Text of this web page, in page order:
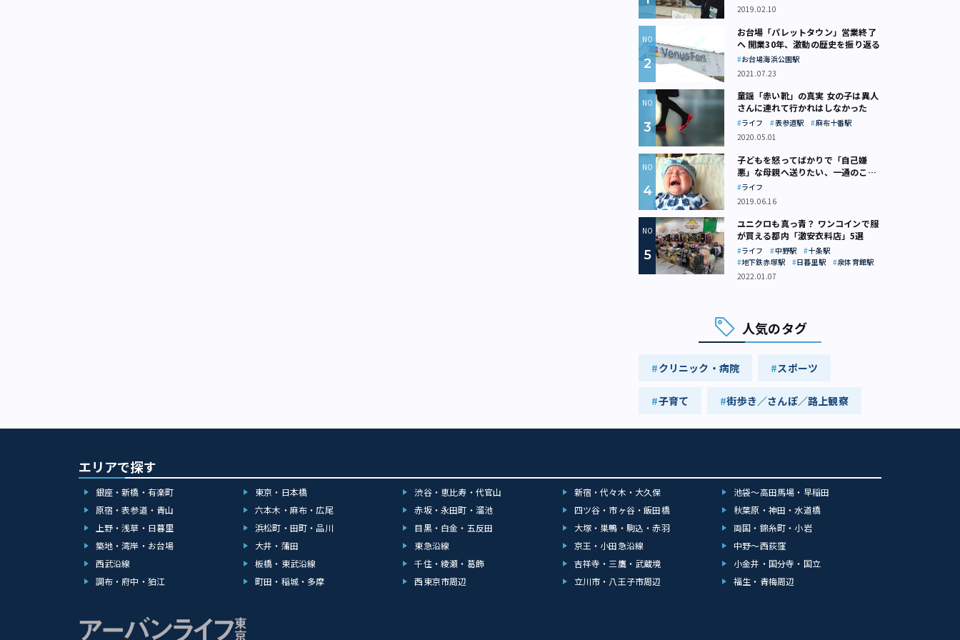
2019.02.10
お台場「パレットタウン」営業終了
へ 開業30年、激動の歴史を振り返る
お台場海浜公園駅
2021.07.23
童謡「赤い靴」の真実 女の子は異人
さんに連れて行かれはしなかった
ライフ 表参道駅
麻布十番駅
2020.05.01
子どもを怒ってばかりで「自己嫌
悪」な母親へ送りたい、一通のここ
ろの処方箋
ライフ
2019.06.16
ユニクロも真っ青？ ワンコインで服
が買える都内「激安衣料店」5選
ライフ 中野駅
十条駅
地下鉄赤塚駅
日暮里駅
泉体育館駅
2022.01.07
人気のタグ
クリニック・病院 スポーツ
子育て 街歩き／さんぽ／路上観察
エリアで探す
銀座・新橋・有楽町 東京・日本橋 渋谷・恵比寿・代官山 新宿・代々木・大久保
池袋～高田馬場・早稲田
原宿・表参道・青山
六本木・麻布・広尾 赤坂・永田町・溜池 四ツ谷・市ヶ谷・飯田橋
秋葉原・神田・水道橋
上野・浅草・日暮里
浜松町・田町・品川 目黒・白金・五反田 大塚・巣鴨・駒込・赤羽
両国・錦糸町・小岩
築地・湾岸・お台場
大井・蒲田 東急沿線 京王・小田急沿線
中野～西荻窪
西武沿線
板橋・東武沿線 千住・綾瀬・葛飾 吉祥寺・三鷹・武蔵境
小金井・国分寺・国立
調布・府中・狛江
町田・稲城・多摩 西東京市周辺 立川市・八王子市周辺 福生・青梅周辺